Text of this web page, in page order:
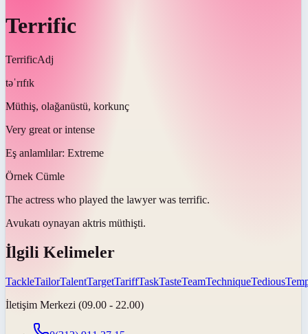
Terrific
TerrificAdj
təˈrɪfɪk
Müthiş, olağanüstü, korkunç
Very great or intense
Eş anlamlılar: Extreme
Örnek Cümle
The actress who played the lawyer was terrific.
Avukatı oynayan aktris müthişti.
İlgili Kelimeler
TackleTailorTalentTargetTariffTaskTasteTeamTechniqueTedious
İletişim Merkezi (09.00 - 22.00)